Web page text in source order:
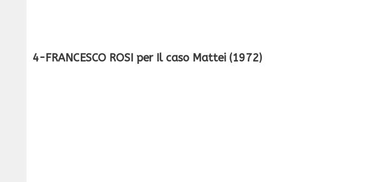
4-FRANCESCO ROSI per Il caso Mattei (1972)